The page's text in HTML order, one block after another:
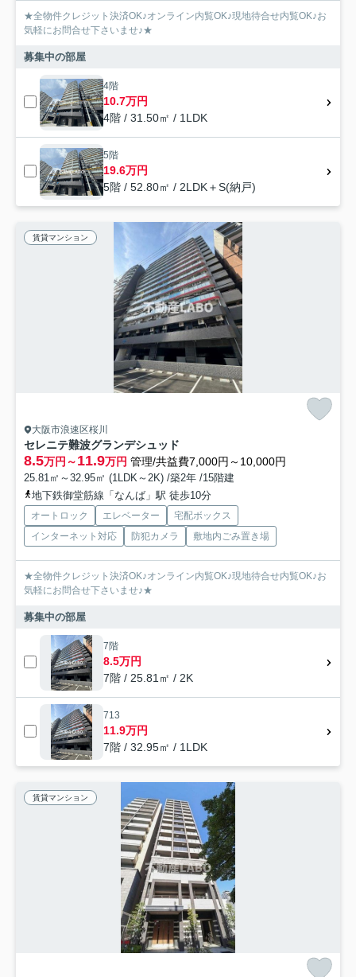
★全物件クレジット決済OK♪オンライン内覧OK♪現地待合せ内覧OK♪お
気軽にお問合せ下さいませ♪★
募集中の部屋
4階
10.7万円
4階 / 31.50㎡ / 1LDK
5階
19.6万円
5階 / 52.80㎡ / 2LDK＋S(納戸)
賃貸マンション
大阪市浪速区桜川
セレニテ難波グランデシュッド
8.5万円～11.9万円 管理/共益費7,000円～10,000円
25.81㎡～32.95㎡ (1LDK～2K) /築2年 /15階建
地下鉄御堂筋線「なんば」駅 徒歩10分
オートロック エレベーター
宅配ボックス
インターネット対応
防犯カメラ 敷地内ごみ置き場
★全物件クレジット決済OK♪オンライン内覧OK♪現地待合せ内覧OK♪お
気軽にお問合せ下さいませ♪★
募集中の部屋
7階
8.5万円
7階 / 25.81㎡ / 2K
713
11.9万円
7階 / 32.95㎡ / 1LDK
賃貸マンション